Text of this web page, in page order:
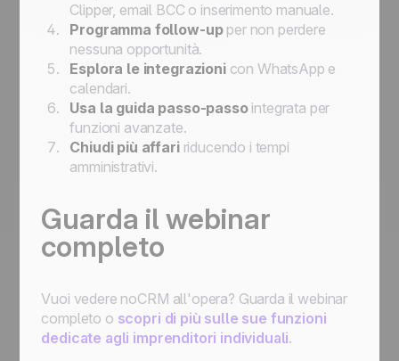
Clipper, email BCC o inserimento manuale.
Programma follow-upper non perdere
nessuna opportunità.
Esplora le integrazionicon WhatsApp e
calendari.
Usa la guida passo-passointegrata per
funzioni avanzate.
Chiudi più affaririducendo i tempi
amministrativi.
Guarda il webinar
completo
Vuoi vedere noCRM all'opera? Guarda il webinar
completo o scopri di più sulle sue funzioni
dedicate agli imprenditori individuali.